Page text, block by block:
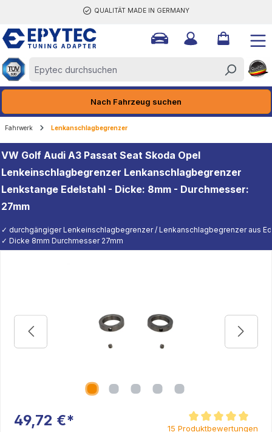
QUALITÄT MADE IN GERMANY
Nach Fahrzeug suchen
Fahrwerk Lenkanschlagbegrenzer
VW Golf Audi A3 Passat Seat Skoda Opel
Lenkeinschlagbegrenzer Lenkanschlagbegrenzer
Lenkstange Edelstahl - Dicke: 8mm - Durchmesser:
27mm
✓ durchgängiger Lenkeinschlagbegrenzer / Lenkanschlagbegrenzer aus
✓ Dicke 8mm Durchmesser 27mm
49,72 €* Durchschnittliche
15 Produktbewertungen